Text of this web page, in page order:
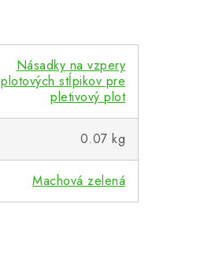
Násadky na vzpery
plotových stĺpikov pre
pletivový plot
0.07 kg
Machová zelená